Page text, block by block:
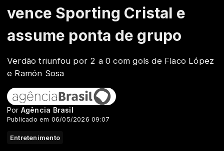
vence Sporting Cristal e
assume ponta de grupo
Verdão triunfou por 2 a 0 com gols de Flaco López
e Ramón Sosa
Por Agência Brasil
Publicado em 06/05/2026 09:07
Entretenimento